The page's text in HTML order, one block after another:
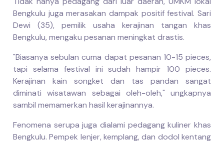
Bengkulu juga merasakan dampak positif festival. Sari
Dewi (35), pemilik usaha kerajinan tangan khas
Bengkulu, mengaku pesanan meningkat drastis.
"Biasanya sebulan cuma dapat pesanan 10-15 pieces,
tapi selama festival ini sudah hampir 100 pieces.
Kerajinan kain songket dan tas pandan sangat
diminati wisatawan sebagai oleh-oleh," ungkapnya
sambil memamerkan hasil kerajinannya.
Fenomena serupa juga dialami pedagang kuliner khas
Bengkulu. Pempek lenjer, kemplang, dan dodol kentang